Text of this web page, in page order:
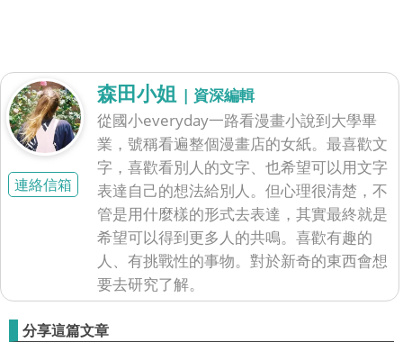
連絡信箱
森田小姐 | 資深編輯
從國小everyday一路看漫畫小說到大學畢
業，號稱看遍整個漫畫店的女紙。最喜歡文
字，喜歡看別人的文字、也希望可以用文字
表達自己的想法給別人。但心理很清楚，不
管是用什麼樣的形式去表達，其實最終就是
希望可以得到更多人的共鳴。喜歡有趣的
人、有挑戰性的事物。對於新奇的東西會想
要去研究了解。
分享這篇文章